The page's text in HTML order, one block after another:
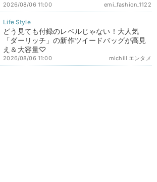
emi_fashion_1122
2026/08/06 11:00
どう見ても付録のレベルじゃない！大人気
「ダーリッチ」の新作ツイードバッグが高見
え＆大容量♡
michill エンタメ
2026/08/06 11:00